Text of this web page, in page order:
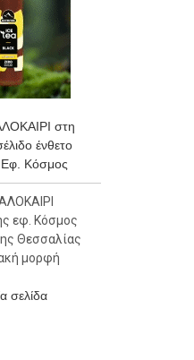
εφ. Κόσμος
Θεσσαλίας
μορφή